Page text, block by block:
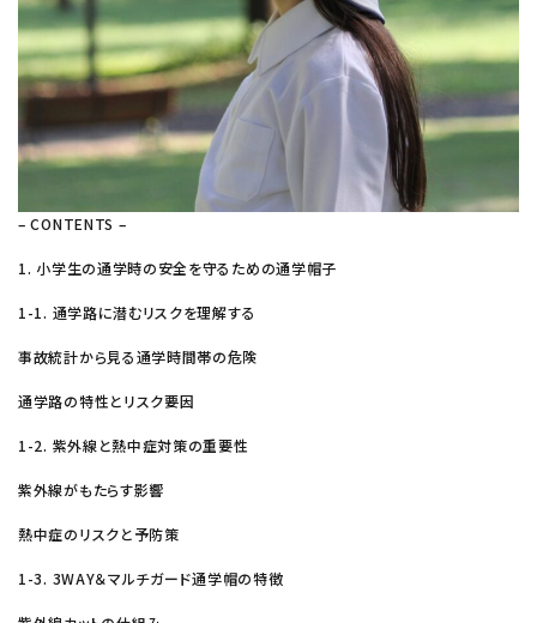
– CONTENTS –
1. 小学生の通学時の安全を守るための通学帽子
1-1. 通学路に潜むリスクを理解する
事故統計から見る通学時間帯の危険
通学路の特性とリスク要因
1-2. 紫外線と熱中症対策の重要性
紫外線がもたらす影響
熱中症のリスクと予防策
1-3. 3WAY＆マルチガード通学帽の特徴